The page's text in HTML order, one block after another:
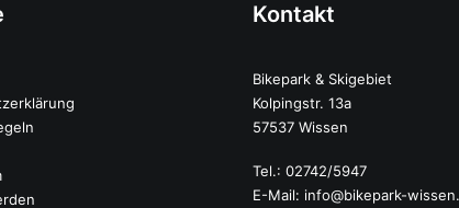
Kontakt
Bikepark & Skigebiet
Kolpingstr. 13a
57537 Wissen
Tel.: 02742/5947
E-Mail: info@bikepark-